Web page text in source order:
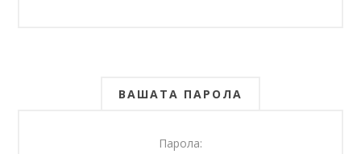
ВАШАТА ПАРОЛА
Парола: